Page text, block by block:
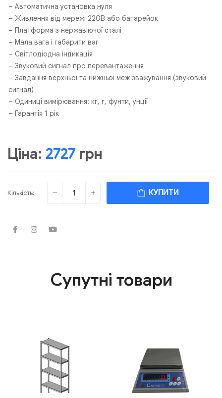
– Автоматична установка нуля
– Живлення від мережі 220В або батарейок
– Платформа з нержавіючої сталі
– Мала вага і габарити ваг
– Світлодіодна індикація
– Звуковий сигнал про перевантаження
– Завдання верхньої та нижньої меж зважування (звуковий
сигнал)
– Одиниці вимірювання: кг, г, фунти, унції
– Гарантія 1 рік
Ціна: 2727 грн
Кількість: КУПИТИ
Супутні товари